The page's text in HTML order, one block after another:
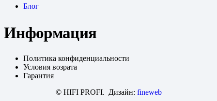
Блог
Информация
Политика конфиденциальности
Условия возрата
Гарантия
© HIFI PROFI. Дизайн: fineweb